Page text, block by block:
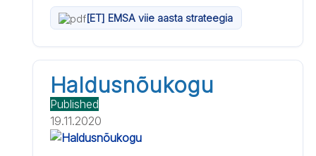
[ET] EMSA viie aasta strateegia
Haldusnõukogu
Published
19.11.2020